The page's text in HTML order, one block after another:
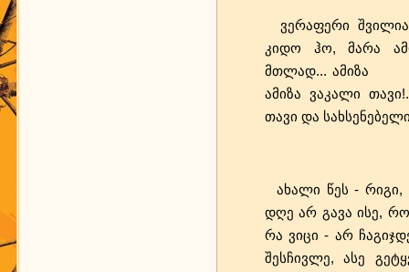
ვერაფერი შვილია
კიდო ჰო, მარა
მთლად... ამიზა
ამიზა ვაკალი
თავი და
ახალი წეს - რიგი,
დღე არ გავა ისე,
რა ვიცი - არ
შესჩივლე, ასე